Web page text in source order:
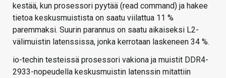
kestää, kun prosessori pyytää (read command) ja hakee
tietoa keskusmuistista on saatu viilattua 11 %
paremmaksi. Suurin parannus on saatu aikaiseksi L2-
välimuistin latenssissa, jonka kerrotaan laskeneen 34 %.
io-techin testeissä prosessori vakiona ja muistit DDR4-
2933-nopeudella keskusmuistin latenssin mitattiin